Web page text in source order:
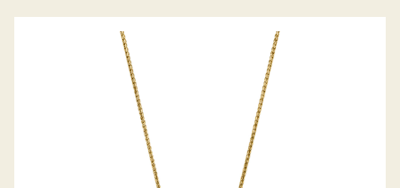
BELLA LUCE COLLIER PICCOLINA